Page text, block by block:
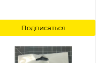
Подписаться